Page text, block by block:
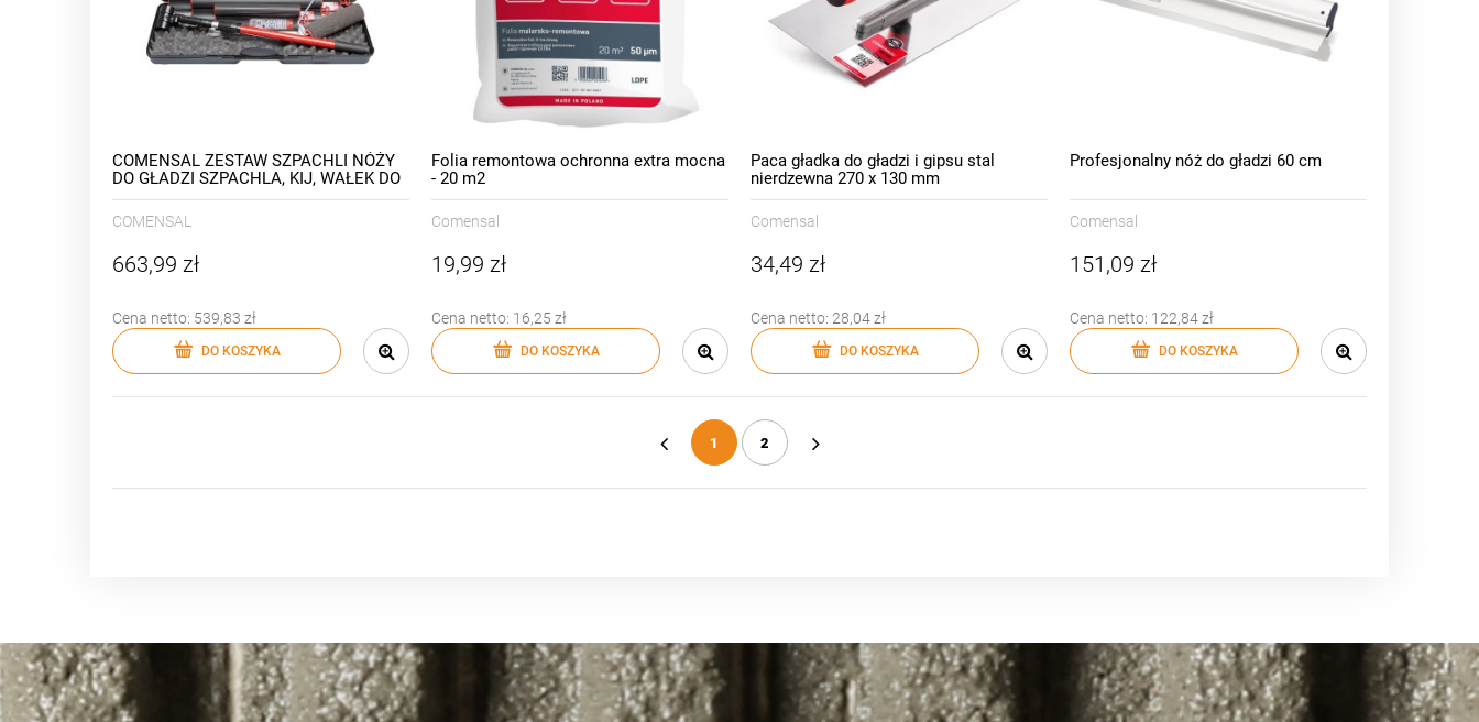
COMENSAL ZESTAW SZPACHLI NÓŻY
DO GŁADZI SZPACHLA, KIJ, WAŁEK DO
GŁADZI, WALIZKA
COMENSAL
663,99 zł
Cena netto: 539,83 zł
DO KOSZYKA
Folia remontowa ochronna extra mocna
- 20 m2
Comensal
19,99 zł
Cena netto: 16,25 zł
DO KOSZYKA
Paca gładka do gładzi i gipsu stal
nierdzewna 270 x 130 mm
Comensal
34,49 zł
Cena netto: 28,04 zł
DO KOSZYKA
Profesjonalny nóż do gładzi 60 cm
Comensal
151,09 zł
Cena netto: 122,84 zł
DO KOSZYKA
«
1 2
»